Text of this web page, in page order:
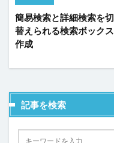
簡易検索と詳細検索を
替えられる検索ボック
作成
記事を検索
テーブルデータの更新
テキストファイルから
フォルダー上のファイ
ページナビゲーション
ページロード時の取得